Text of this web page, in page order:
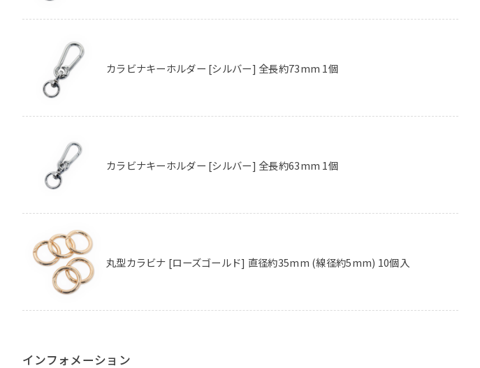
カラビナキーホルダー [シルバー] 全長約73mm 1個
カラビナキーホルダー [シルバー] 全長約63mm 1個
丸型カラビナ [ローズゴールド] 直径約35mm (線径約5mm) 10個入
インフォメーション